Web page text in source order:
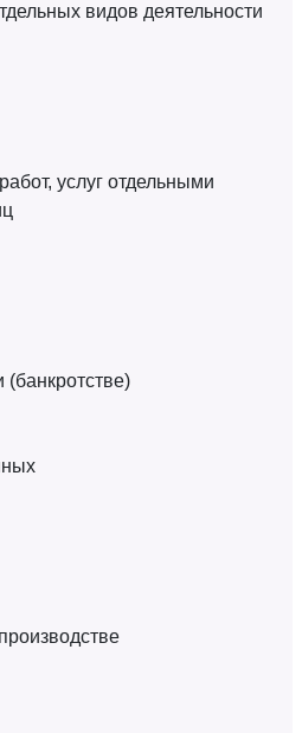
видов деятельности
услуг отдельными
(банкротстве)